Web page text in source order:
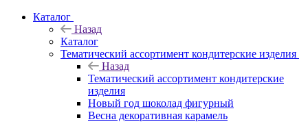
Каталог
Назад
Каталог
Тематический ассортимент кондитерские изделия
Назад
Тематический ассортимент кондитерские
изделия
Новый год шоколад фигурный
Весна декоративная карамель